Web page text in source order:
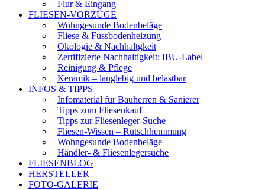
Flur & Eingang
FLIESEN-VORZÜGE
Wohngesunde Bodenbeläge
Fliese & Fussbodenheizung
Ökologie & Nachhaltgkeit
Zertifizierte Nachhaltigkeit: IBU-Label
Reinigung & Pflege
Keramik – langlebig und belastbar
INFOS & TIPPS
Infomaterial für Bauherren & Sanierer
Tipps zum Fliesenkauf
Tipps zur Fliesenleger-Suche
Fliesen-Wissen – Rutschhemmung
Wohngesunde Bodenbeläge
Händler- & Fliesenlegersuche
FLIESENBLOG
HERSTELLER
FOTO-GALERIE